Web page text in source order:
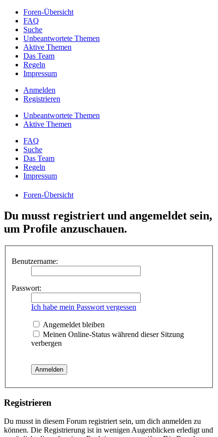
Foren-Übersicht
FAQ
Suche
Unbeantwortete Themen
Aktive Themen
Das Team
Regeln
Impressum
Anmelden
Registrieren
Unbeantwortete Themen
Aktive Themen
FAQ
Suche
Das Team
Regeln
Impressum
Foren-Übersicht
Du musst registriert und angemeldet sein,
um Profile anzuschauen.
Benutzername:
Passwort:
Ich habe mein Passwort vergessen
Angemeldet bleiben
Meinen Online-Status während dieser Sitzung
verbergen
Registrieren
Du musst in diesem Forum registriert sein, um dich anmelden zu
können. Die Registrierung ist in wenigen Augenblicken erledigt und